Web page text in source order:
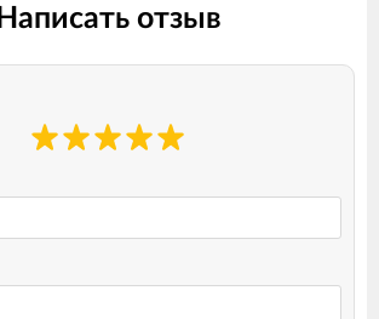
Написать отзыв